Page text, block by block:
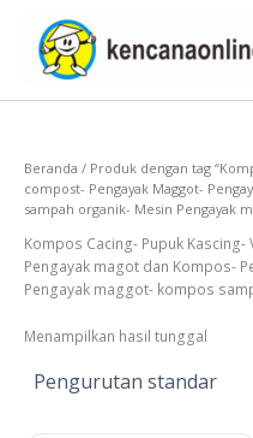
konten
Beranda / Produk dengan tag
compost- Pengayak Maggot-
sampah organik- Mesin Pengayak
Kompos Cacing- Pupuk
Pengayak magot dan Kompos-
Pengayak maggot- kompos
Menampilkan hasil tunggal